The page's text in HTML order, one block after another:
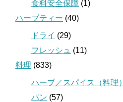
食料安全保障 (1)
ハーブティー (40)
ドライ (29)
フレッシュ (11)
料理 (833)
ハーブ／スパイス（料理）
パン (57)